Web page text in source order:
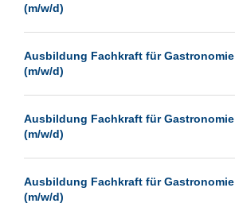
(m/w/d)
Ausbildung Fachkraft für Gastronomie
(m/w/d)
Ausbildung Fachkraft für Gastronomie
(m/w/d)
Ausbildung Fachkraft für Gastronomie
(m/w/d)